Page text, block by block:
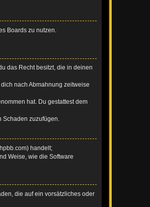
Boards zu nutzen.
das Recht besitzt, die in deinen
nach Abmahnung zeitweise
hat. Du gestattest dem
Schaden zuzufügen.
handelt;
Weise, wie die Software
die auf ein vorsätzliches oder